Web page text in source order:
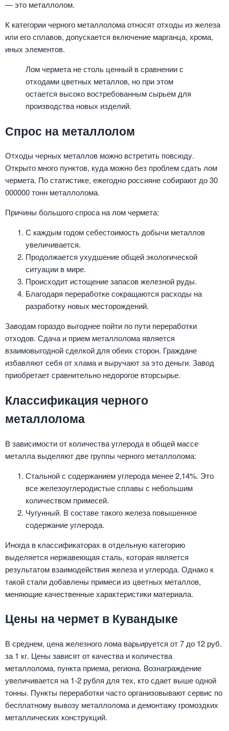
— это металлолом.
К категории черного металлолома относят отходы из железа
или его сплавов, допускается включение марганца, хрома,
иных элементов.
Лом чермета не столь ценный в сравнении с
отходами цветных металлов, но при этом
остается высоко востребованным сырьем для
производства новых изделий.
Спрос на металлолом
Отходы черных металлов можно встретить повсюду.
Открыто много пунктов, куда можно без проблем сдать лом
чермета. По статистике, ежегодно россияне собирают до 30
000000 тонн металлолома.
Причины большого спроса на лом чермета:
С каждым годом себестоимость добычи металлов
увеличивается.
Продолжается ухудшение общей экологической
ситуации в мире.
Происходит истощение запасов железной руды.
Благодаря переработке сокращаются расходы на
разработку новых месторождений.
Заводам гораздо выгоднее пойти по пути переработки
отходов. Сдача и прием металлолома является
взаимовыгодной сделкой для обеих сторон. Граждане
избавляют себя от хлама и выручают за это деньги. Завод
приобретает сравнительно недорогое вторсырье.
Классификация черного
металлолома
В зависимости от количества углерода в общей массе
металла выделяют две группы черного металлолома:
Стальной с содержанием углерода менее 2,14%. Это
все железоуглеродистые сплавы с небольшим
количеством примесей.
Чугунный. В составе такого железа повышенное
содержание углерода.
Иногда в классификаторах в отдельную категорию
выделяется нержавеющая сталь, которая является
результатом взаимодействия железа и углерода. Однако к
такой стали добавлены примеси из цветных металлов,
меняющие качественные характеристики материала.
Цены на чермет в Кувандыке
В среднем, цена железного лома варьируется от 7 до 12 руб.
за 1 кг. Цены зависят от качества и количества
металлолома, пункта приема, региона. Вознаграждение
увеличивается на 1-2 рубля для тех, кто сдает выше одной
тонны. Пункты переработки часто организовывают сервис по
бесплатному вывозу металлолома и демонтажу громоздких
металлических конструкций.